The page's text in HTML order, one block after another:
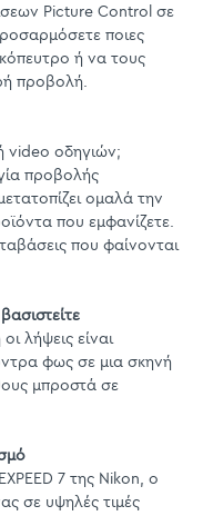
Picture Control σε
ποιες
ή να τους
προβολή.
video οδηγιών;
προβολής
ομαλά την
που εμφανίζετε.
που φαίνονται
λήψεις είναι
φως σε μια σκηνή
μπροστά σε
7 της Nikon, ο
σε υψηλές τιμές